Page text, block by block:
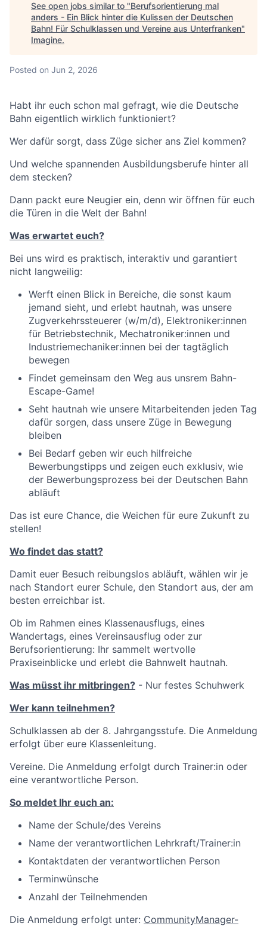
See open jobs similar to "Berufsorientierung mal
anders - Ein Blick hinter die Kulissen der Deutschen
Bahn! Für Schulklassen und Vereine aus Unterfranken"
Imagine.
Posted on Jun 2, 2026
Habt ihr euch schon mal gefragt, wie die Deutsche
Bahn eigentlich wirklich funktioniert?
Wer dafür sorgt, dass Züge sicher ans Ziel kommen?
Und welche spannenden Ausbildungsberufe hinter all
dem stecken?
Dann packt eure Neugier ein, denn wir öffnen für euch
die Türen in die Welt der Bahn!
Was erwartet euch?
Bei uns wird es praktisch, interaktiv und garantiert
nicht langweilig:
Werft einen Blick in Bereiche, die sonst kaum
jemand sieht, und erlebt hautnah, was unsere
Zugverkehrssteuerer (w/m/d), Elektroniker:innen
für Betriebstechnik, Mechatroniker:innen und
Industriemechaniker:innen bei der tagtäglich
bewegen
Findet gemeinsam den Weg aus unsrem Bahn-
Escape-Game!
Seht hautnah wie unsere Mitarbeitenden jeden Tag
dafür sorgen, dass unsere Züge in Bewegung
bleiben
Bei Bedarf geben wir euch hilfreiche
Bewerbungstipps und zeigen euch exklusiv, wie
der Bewerbungsprozess bei der Deutschen Bahn
abläuft
Das ist eure Chance, die Weichen für eure Zukunft zu
stellen!
Wo findet das statt?
Damit euer Besuch reibungslos abläuft, wählen wir je
nach Standort eurer Schule, den Standort aus, der am
besten erreichbar ist.
Ob im Rahmen eines Klassenausflugs, eines
Wandertags, eines Vereinsausflug oder zur
Berufsorientierung: Ihr sammelt wertvolle
Praxiseinblicke und erlebt die Bahnwelt hautnah.
Was müsst ihr mitbringen? - Nur festes Schuhwerk
Wer kann teilnehmen?
Schulklassen ab der 8. Jahrgangsstufe. Die Anmeldung
erfolgt über eure Klassenleitung.
Vereine. Die Anmeldung erfolgt durch Trainer:in oder
eine verantwortliche Person.
So meldet Ihr euch an:
Name der Schule/des Vereins
Name der verantwortlichen Lehrkraft/Trainer:in
Kontaktdaten der verantwortlichen Person
Terminwünsche
Anzahl der Teilnehmenden
Die Anmeldung erfolgt unter: CommunityManager-